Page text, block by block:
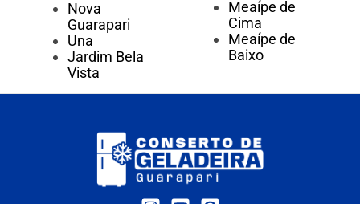
Nova
Guarapari
Una
Jardim Bela
Vista
Meaípe de
Cima
Meaípe de
Baixo